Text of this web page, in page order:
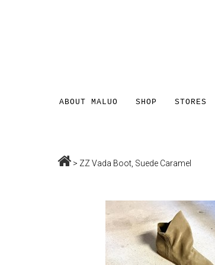
ABOUT MALUO SHOP STORES
> ZZ Vada Boot, Suede Caramel